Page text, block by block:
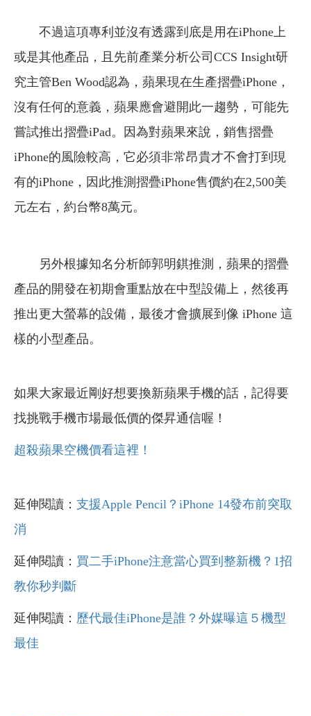
不過這項專利並沒有透露到底是用在iPhone上
或是其他產品，且先前產業分析公司CCS Insight研
究主管Ben Wood認為，蘋果現在生產摺疊iPhone，
沒有任何的意義，蘋果應會避開此一趨勢，可能先
嘗試推出摺疊iPad。因為對蘋果來說，銷售摺疊
iPhone的風險較高，它必須非常昂貴才不會打到現
有的iPhone，因此推測摺疊iPhone售價約在2,500美
元左右，約台幣8萬元。
另外根據知名分析師郭明錤推測，蘋果的摺疊
產品的開發在初期會重點放在中型設備上，然後再
推出更大螢幕的設備，最後才會擴展到像 iPhone 這
樣的小型產品。
如果大家最近剛好想要換新蘋果手機的話，記得要
找挑戰手機市場最低價的傑昇通信喔！
超殺蘋果空機價看這裡！
延伸閱讀： 支援Apple Pencil？iPhone 14發布前突取
消
延伸閱讀： 買二手iPhone注意當心買到整新機？1招
教你秒判斷
延伸閱讀： 歷代最佳iPhone是誰？外媒曝這５機型
最佳